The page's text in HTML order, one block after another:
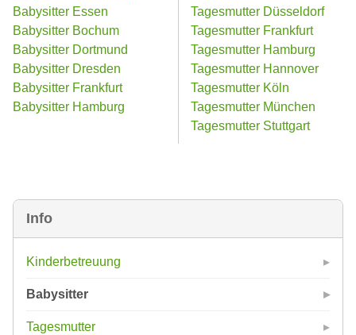
Info
Kinderbetreuung
Babysitter
Tagesmutter
Babysitter Essen
Babysitter Bochum
Babysitter Dortmund
Babysitter Dresden
Babysitter Frankfurt
Babysitter Hamburg
Tagesmutter Düsseldorf
Tagesmutter Frankfurt
Tagesmutter Hamburg
Tagesmutter Hannover
Tagesmutter Köln
Tagesmutter München
Tagesmutter Stuttgart